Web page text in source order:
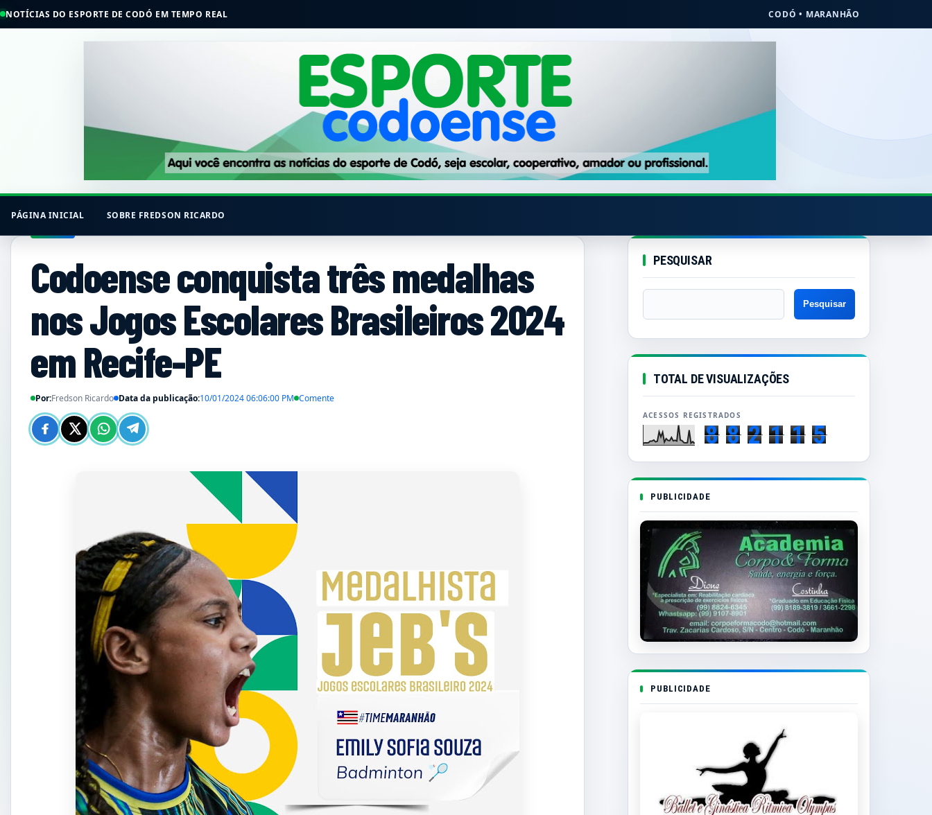
NOTÍCIAS DO ESPORTE DE CODÓ EM TEMPO REAL CODÓ • MARANHÃO
PÁGINA INICIAL SOBRE FREDSON RICARDO
Codoense conquista três medalhas
nos Jogos Escolares Brasileiros 2024
em Recife-PE
Por:Fredson Ricardo Data da publicação:10/01/2024 06:06:00 PM Comente
PESQUISAR
TOTAL DE VISUALIZAÇÕES
8 8 2 1 1 5
PUBLICIDADE
PUBLICIDADE